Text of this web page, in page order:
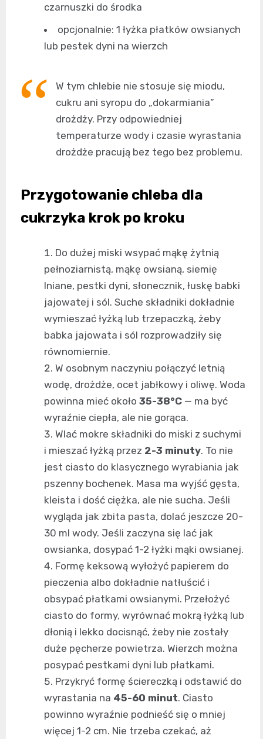
czarnuszki do środka
opcjonalnie: 1 łyżka płatków owsianych
lub pestek dyni na wierzch
W tym chlebie nie stosuje się miodu,
cukru ani syropu do „dokarmiania”
drożdży. Przy odpowiedniej
temperaturze wody i czasie wyrastania
drożdże pracują bez tego bez problemu.
Przygotowanie chleba dla
cukrzyka krok po kroku
Do dużej miski wsypać mąkę żytnią
pełnoziarnistą, mąkę owsianą, siemię
lniane, pestki dyni, słonecznik, łuskę babki
jajowatej i sól. Suche składniki dokładnie
wymieszać łyżką lub trzepaczką, żeby
babka jajowata i sól rozprowadziły się
równomiernie.
W osobnym naczyniu połączyć letnią
wodę, drożdże, ocet jabłkowy i oliwę. Woda
powinna mieć około 35-38°C — ma być
wyraźnie ciepła, ale nie gorąca.
Wlać mokre składniki do miski z suchymi
i mieszać łyżką przez 2-3 minuty. To nie
jest ciasto do klasycznego wyrabiania jak
pszenny bochenek. Masa ma wyjść gęsta,
kleista i dość ciężka, ale nie sucha. Jeśli
wygląda jak zbita pasta, dolać jeszcze 20-
30 ml wody. Jeśli zaczyna się lać jak
owsianka, dosypać 1-2 łyżki mąki owsianej.
Formę keksową wyłożyć papierem do
pieczenia albo dokładnie natłuścić i
obsypać płatkami owsianymi. Przełożyć
ciasto do formy, wyrównać mokrą łyżką lub
dłonią i lekko docisnąć, żeby nie zostały
duże pęcherze powietrza. Wierzch można
posypać pestkami dyni lub płatkami.
Przykryć formę ściereczką i odstawić do
wyrastania na 45-60 minut. Ciasto
powinno wyraźnie podnieść się o mniej
więcej 1-2 cm. Nie trzeba czekać, aż